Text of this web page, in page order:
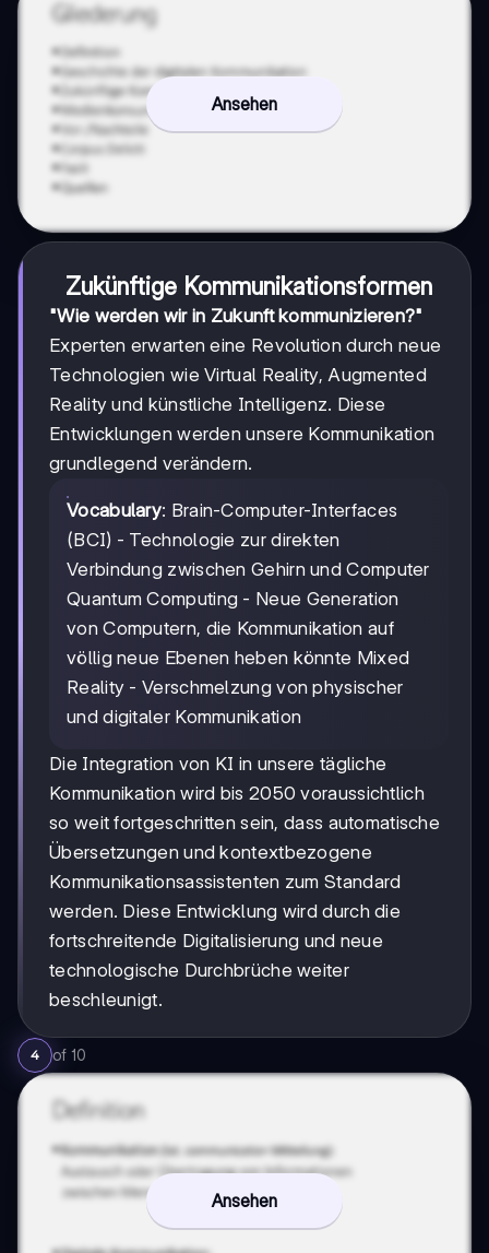
Ansehen
Zukünftige Kommunikationsformen
"Wie werden wir in Zukunft kommunizieren?"
Experten erwarten eine Revolution durch neue
Technologien wie Virtual Reality, Augmented
Reality und künstliche Intelligenz. Diese
Entwicklungen werden unsere Kommunikation
grundlegend verändern.
Vocabulary: Brain-Computer-Interfaces
(BCI) - Technologie zur direkten
Verbindung zwischen Gehirn und Computer
Quantum Computing - Neue Generation
von Computern, die Kommunikation auf
völlig neue Ebenen heben könnte Mixed
Reality - Verschmelzung von physischer
und digitaler Kommunikation
Die Integration von KI in unsere tägliche
Kommunikation wird bis 2050 voraussichtlich
so weit fortgeschritten sein, dass automatische
Übersetzungen und kontextbezogene
Kommunikationsassistenten zum Standard
werden. Diese Entwicklung wird durch die
fortschreitende Digitalisierung und neue
technologische Durchbrüche weiter
beschleunigt.
4 of 10
Ansehen